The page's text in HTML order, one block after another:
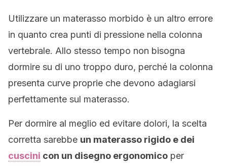
Utilizzare un materasso morbido è un altro errore
in quanto crea punti di pressione nella colonna
vertebrale. Allo stesso tempo non bisogna
dormire su di uno troppo duro, perché la colonna
presenta curve proprie che devono adagiarsi
perfettamente sul materasso.
Per dormire al meglio ed evitare dolori, la scelta
corretta sarebbe un materasso rigido e dei
cuscini con un disegno ergonomico per